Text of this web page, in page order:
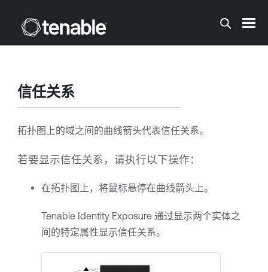
信任关系
拓扑图上的域之间的曲线箭头代表信任关系。
若要显示信任关系，请执行以下操作：
在拓扑图上，将鼠标悬停在曲线箭头上。
Tenable Identity Exposure通过显示两个实体之
间的特定属性显示信任关系。